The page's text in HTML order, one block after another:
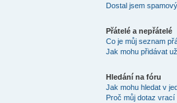
Dostal jsem
Přátelé a nepřátelé
Co je můj seznam
Jak mohu přidávat
Hledání na fóru
Jak mohu hledat v
Proč můj dotaz